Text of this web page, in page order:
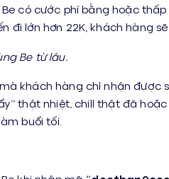
có cước phí bằng hoặc
đi lớn hơn 22K, khách hàng sẽ
Be từ lâu.
khách hàng chỉ nhận được
thật nhiệt, chill thật đã
buổi tối.